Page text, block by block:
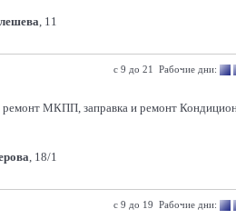
, 11
с 9 до 21 Рабочие дни:
МКПП, заправка и ремонт
, 18/1
с 9 до 19 Рабочие дни: